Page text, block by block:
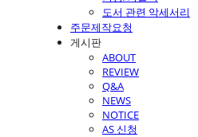
도서 관련 악세서리
주문제작요청
게시판
ABOUT
REVIEW
Q&A
NEWS
NOTICE
AS 신청